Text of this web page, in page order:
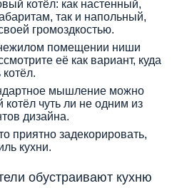
котёл: как настенный,
так и напольный,
громоздкостью.
помещении ниши
её как вариант, куда
мышление можно
котёл чуть ли не одним из
дизайна.
приятно задекорировать,
кухни.
обустраивают кухню